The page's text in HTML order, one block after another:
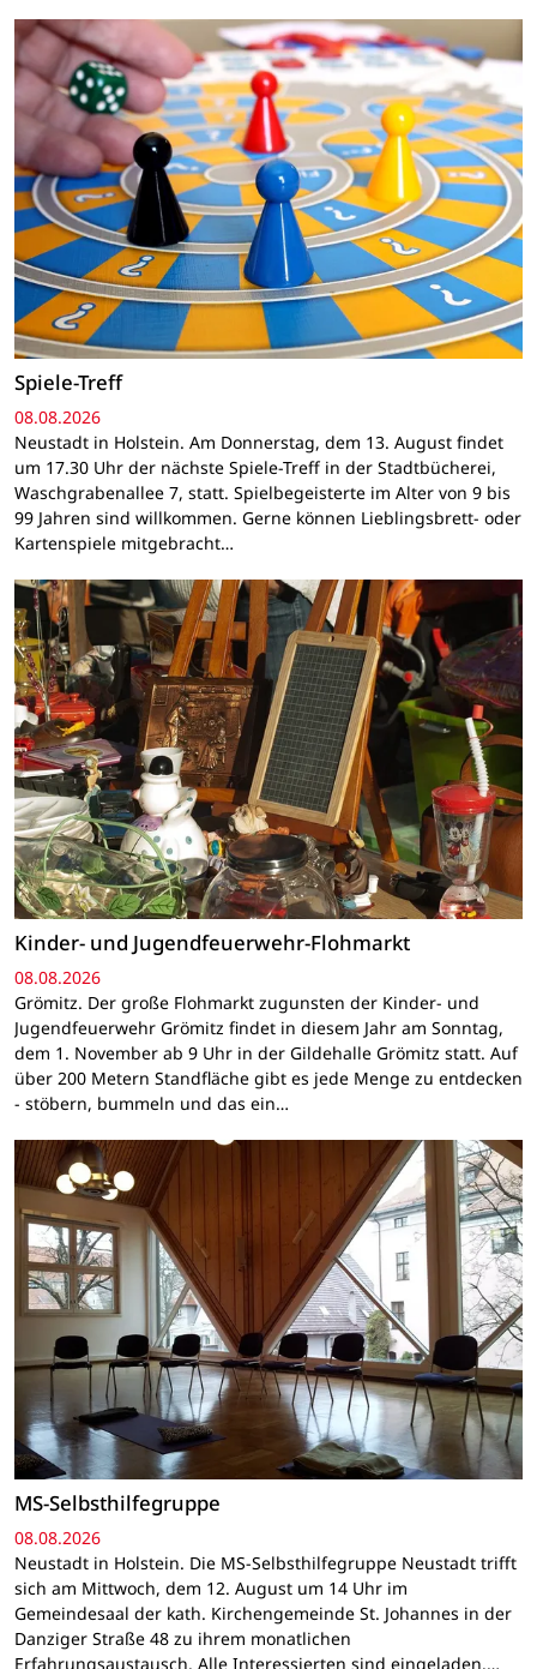
Spiele-Treff
08.08.2026
Neustadt in Holstein. Am Donnerstag, dem 13. August findet
um 17.30 Uhr der nächste Spiele-Treff in der Stadtbücherei,
Waschgrabenallee 7, statt. Spielbegeisterte im Alter von 9 bis
99 Jahren sind willkommen. Gerne können Lieblingsbrett- oder
Kartenspiele mitgebracht…
Kinder- und Jugendfeuerwehr-Flohmarkt
08.08.2026
Grömitz. Der große Flohmarkt zugunsten der Kinder- und
Jugendfeuerwehr Grömitz findet in diesem Jahr am Sonntag,
dem 1. November ab 9 Uhr in der Gildehalle Grömitz statt. Auf
über 200 Metern Standfläche gibt es jede Menge zu entdecken
- stöbern, bummeln und das ein…
MS-Selbsthilfegruppe
08.08.2026
Neustadt in Holstein. Die MS-Selbsthilfegruppe Neustadt trifft
sich am Mittwoch, dem 12. August um 14 Uhr im
Gemeindesaal der kath. Kirchengemeinde St. Johannes in der
Danziger Straße 48 zu ihrem monatlichen
Erfahrungsaustausch. Alle Interessierten sind eingeladen.…